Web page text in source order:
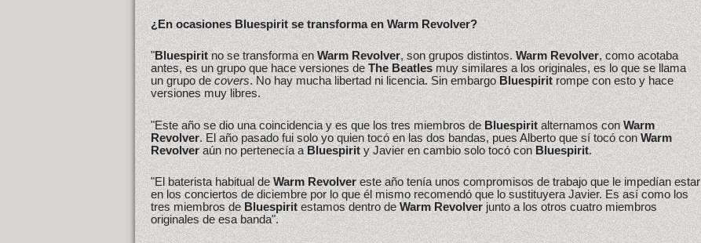
¿En ocasiones Bluespirit se transforma en Warm Revolver?
"Bluespiritno se transforma enWarm Revolver, son grupos distintos.Warm Revolver, como acotaba
antes, es un grupo que hace versiones deThe Beatlesmuy similares a los originales, es lo que se llama
un grupo decovers. No hay mucha libertad ni licencia. Sin embargoBluespiritrompe con esto y hace
versiones muy libres.
"Este año se dio una coincidencia y es que los tres miembros deBluespirit alternamos conWarm
Revolver. El año pasado fui solo yo quien tocó en las dos bandas, pues Alberto que sí tocó conWarm
Revolver aún no pertenecía aBluespirity Javier en cambio solo tocó conBluespirit.
"El baterista habitual deWarm Revolvereste año tenía unos compromisos de trabajo que le impedían estar
en los conciertos de diciembre por lo que él mismo recomendó que lo sustituyera Javier. Es así como los
tres miembros deBluespirit estamos dentro deWarm Revolverjunto a los otros cuatro miembros
originales de esa banda".